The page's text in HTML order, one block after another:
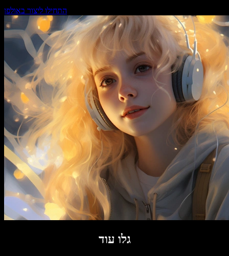
התחילו ליצור באולפן
גלו עוד